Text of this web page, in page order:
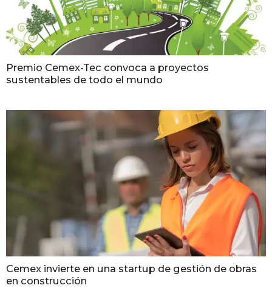
Premio Cemex-Tec convoca a proyectos
sustentables de todo el mundo
Cemex invierte en una startup de gestión de obras
en construcción